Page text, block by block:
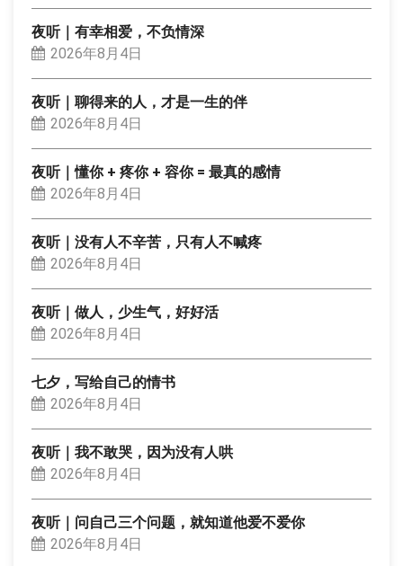
夜听｜有幸相爱，不负情深
2026年8月4日
夜听｜聊得来的人，才是一生的伴
2026年8月4日
夜听｜懂你 + 疼你 + 容你 = 最真的感情
2026年8月4日
夜听｜没有人不辛苦，只有人不喊疼
2026年8月4日
夜听｜做人，少生气，好好活
2026年8月4日
七夕，写给自己的情书
2026年8月4日
夜听｜我不敢哭，因为没有人哄
2026年8月4日
夜听｜问自己三个问题，就知道他爱不爱你
2026年8月4日